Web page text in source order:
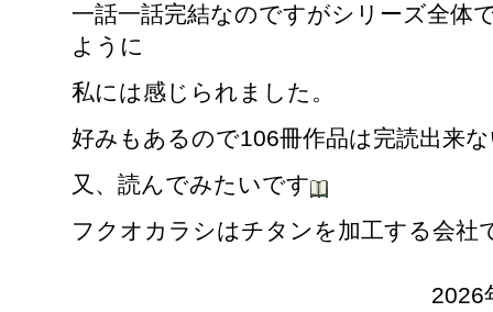
一話一話完結なのですがシリーズ全体
ように
私には感じられました。
好みもあるので106冊作品は完読出来
又、読んでみたいです
フクオカラシはチタンを加工する会社
2026